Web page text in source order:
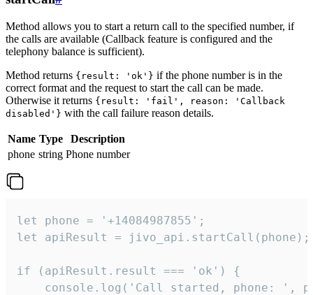
Method allows you to start a return call to the specified number, if
the calls are available (Callback feature is configured and the
telephony balance is sufficient).
Method returns {result: 'ok'} if the phone number is in the
correct format and the request to start the call can be made.
Otherwise it returns {result: 'fail', reason: 'Callback
disabled'} with the call failure reason details.
Name Type
Description
phone string Phone number
let phone = '+14084987855';
let apiResult = jivo_api.startCall(phone);
if (apiResult.result === 'ok') {
console.log('Call started, phone: ',